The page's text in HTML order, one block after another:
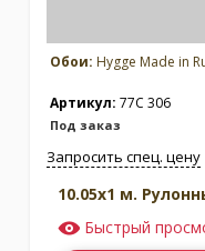
Обои: Hygge Made in
Артикул: 77C 306
Под заказ
Запросить спец. цену
10.05x1 м.
Быстрый